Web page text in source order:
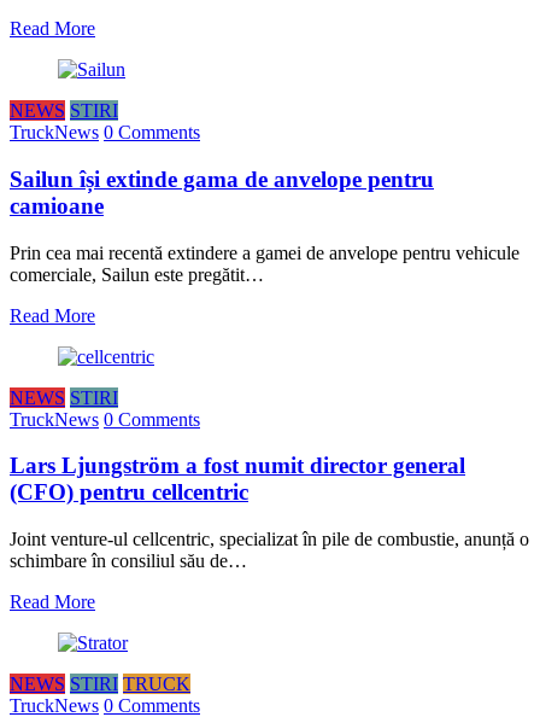
Read More
NEWS STIRI
TruckNews 0 Comments
Sailun își extinde gama de anvelope pentru
camioane
Prin cea mai recentă extindere a gamei de anvelope pentru vehicule
comerciale, Sailun este pregătit…
Read More
NEWS STIRI
TruckNews 0 Comments
Lars Ljungström a fost numit director general
(CFO) pentru cellcentric
Joint venture-ul cellcentric, specializat în pile de combustie, anunță o
schimbare în consiliul său de…
Read More
NEWS STIRI TRUCK
TruckNews 0 Comments